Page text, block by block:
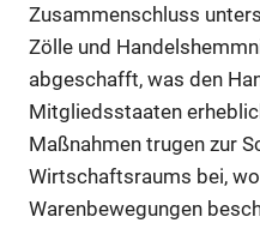
Zusammenschluss
Zölle und
abgeschafft, was den
Mitgliedsstaaten
Maßnahmen trugen zur
Wirtschaftsraums bei,
Warenbewegungen